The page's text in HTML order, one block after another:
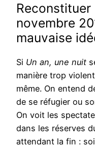
Reconstituer
novembre
mauvaise
Si Un an, une nuit
manière trop
même. On entend
de se réfugier ou
On voit les
dans les réserves
attendant la fin :